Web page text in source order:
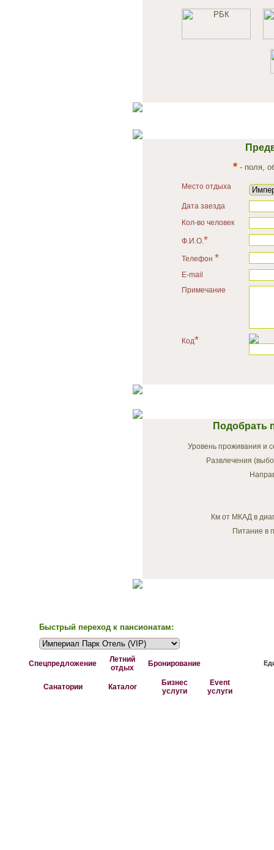
* - поля,
Место отдыха
Дата заезда
Кол-во человек
Ф.И.О.*
Телефон *
E-mail
Примечание
Код*
Подобрать
Уровень проживания и
Развлечения
Км от МКАД в
Питание в
Быстрый переход к пансионатам:
Спецпредложение
Летний
отдых
Бронирование
Санатории Каталог
Бизнес
услуги
Event
услуги